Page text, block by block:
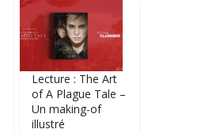
Lecture : The Art
of A Plague Tale –
Un making-of
illustré